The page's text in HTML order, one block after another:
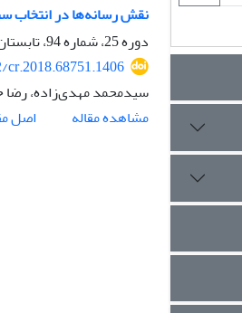
نقش رسانه‌ها در انتخاب
دوره 25، شماره 94، تابستان 1397، صفحه
سید‌محمد مهدی‌زاده،
مشاهده مقاله
اصل